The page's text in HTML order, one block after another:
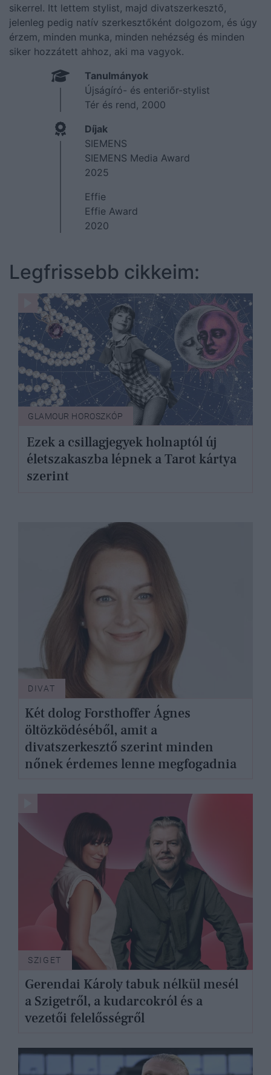
sikerrel. Itt lettem stylist, majd divatszerkesztő,
jelenleg pedig natív szerkesztőként dolgozom, és úgy
érzem, minden munka, minden nehézség és minden
siker hozzátett ahhoz, aki ma vagyok.
Tanulmányok
Újságíró- és enteriőr-stylist
Tér és rend, 2000
Díjak
SIEMENS
SIEMENS Media Award
2025
Effie
Effie Award
2020
Legfrissebb cikkeim:
GLAMOUR HOROSZKÓP
Ezek a csillagjegyek holnaptól új
életszakaszba lépnek a Tarot kártya
szerint
DIVAT
Két dolog Forsthoffer Ágnes
öltözködéséből, amit a
divatszerkesztő szerint minden
nőnek érdemes lenne megfogadnia
SZIGET
Gerendai Károly tabuk nélkül mesél
a Szigetről, a kudarcokról és a
vezetői felelősségről